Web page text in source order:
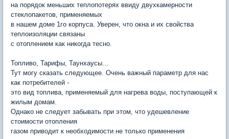
на порядок меньших теплопотерях ввиду двухкамерности
стеклопакетов, применяемых
в нашем доме 1го корпуса. Уверен, что окна и их свойства
теплоизоляции связаны
с отоплением как никогда тесно.
Топливо, Тарифы, Таунхаусы...
Тут могу сказать следующее. Очень важный параметр для нас
как потребителей -
это вид топлива, применяемый для нагрева воды, поступающей к
жилым домам.
Однако не следует забывать при этом, что удешевление
стоимости отопления
газом приводит к необходимости не только применения